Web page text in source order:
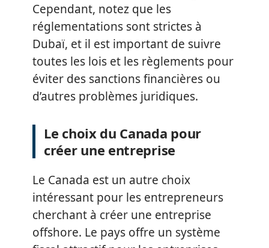
Cependant, notez que les
réglementations sont strictes à
Dubaï, et il est important de suivre
toutes les lois et les règlements pour
éviter des sanctions financières ou
d’autres problèmes juridiques.
Le choix du Canada pour
créer une entreprise
Le Canada est un autre choix
intéressant pour les entrepreneurs
cherchant à créer une entreprise
offshore. Le pays offre un système